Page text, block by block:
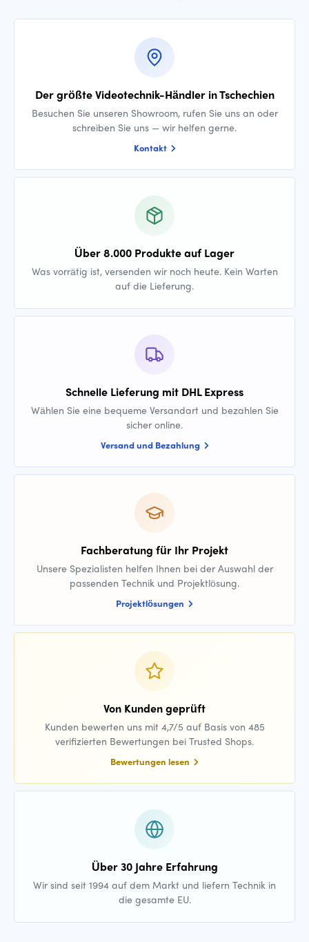
Der größte Videotechnik-Händler in Tschechien
Besuchen Sie unseren Showroom, rufen Sie uns an oder
schreiben Sie uns — wir helfen gerne.
Kontakt
Über 8.000 Produkte auf Lager
Was vorrätig ist, versenden wir noch heute. Kein Warten
auf die Lieferung.
Schnelle Lieferung mit DHL Express
Wählen Sie eine bequeme Versandart und bezahlen Sie
sicher online.
Versand und Bezahlung
Fachberatung für Ihr Projekt
Unsere Spezialisten helfen Ihnen bei der Auswahl der
passenden Technik und Projektlösung.
Projektlösungen
Von Kunden geprüft
Kunden bewerten uns mit 4,7/5 auf Basis von 485
verifizierten Bewertungen bei Trusted Shops.
Bewertungen lesen
Über 30 Jahre Erfahrung
Wir sind seit 1994 auf dem Markt und liefern Technik in
die gesamte EU.